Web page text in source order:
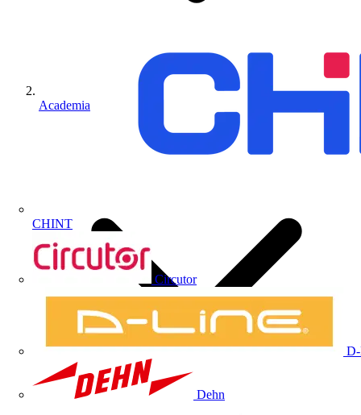
CHINT
Circutor
Dehn
Academia